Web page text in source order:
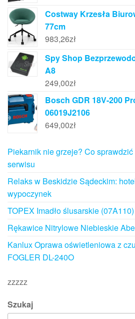
Costway Krzesła
77cm
983,26zł
Spy Shop
A8
249,00zł
Bosch GDR 18V-200
06019J2106
649,00zł
Piekarnik nie grzeje? Co
serwisu
Relaks w Beskidzie Sądeckim:
wypoczynek
TOPEX Imadło ślusarskie (07A110)
Rękawice Nitrylowe Niebieskie
Kanlux Oprawa oświetleniowa z
FOGLER DL-240O
zzzzz
Szukaj